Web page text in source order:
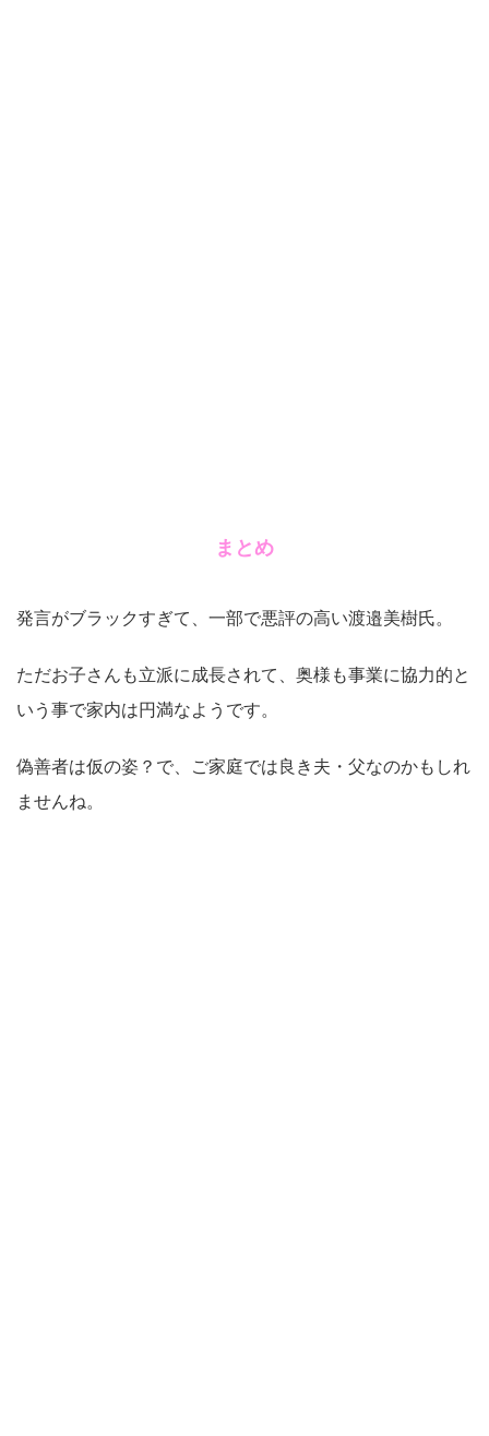
まとめ
発言がブラックすぎて、一部で悪評の高い渡邉美樹氏。
ただお子さんも立派に成長されて、奥様も事業に協力的と
いう事で家内は円満なようです。
偽善者は仮の姿？で、ご家庭では良き夫・父なのかもしれ
ませんね。